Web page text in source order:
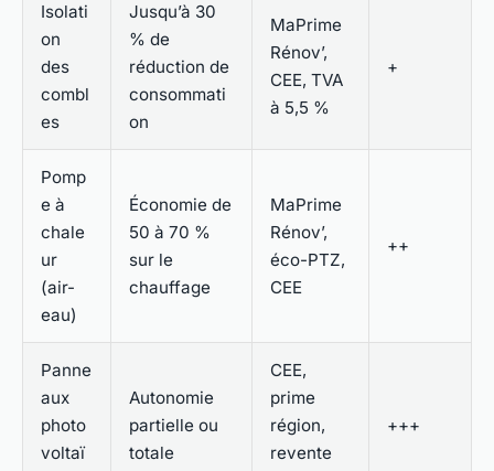
Isolati
on
des
combl
es
Jusqu’à 30
% de
réduction de
consommati
on
MaPrime
Rénov’,
CEE, TVA
à 5,5 %
+
Pomp
e à
chale
ur
(air-
eau)
Économie de
50 à 70 %
sur le
chauffage
MaPrime
Rénov’,
éco-PTZ,
CEE
++
Panne
aux
photo
voltaï
Autonomie
partielle ou
totale
CEE,
prime
région,
revente
+++